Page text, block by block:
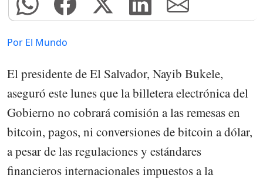
Por El Mundo
El presidente de El Salvador, Nayib Bukele,
aseguró este lunes que la billetera electrónica del
Gobierno no cobrará comisión a las remesas en
bitcoin, pagos, ni conversiones de bitcoin a dólar,
a pesar de las regulaciones y estándares
financieros internacionales impuestos a la